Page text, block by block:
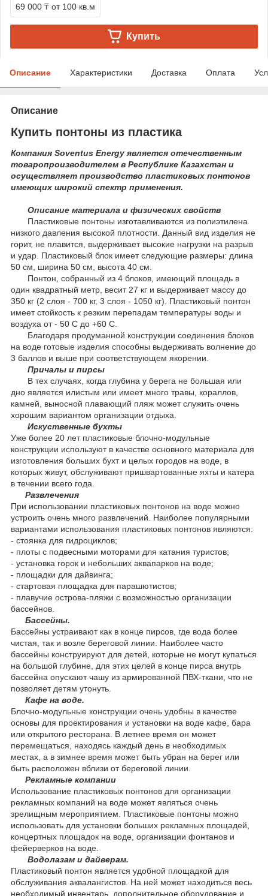
69 000 ₸ от 100 кв.м
Купить
Описание Характеристики Доставка Оплата
Описание
Купить понтоны из пластика
Компания Soventus Energy является отечественным
товаропроизводителем в Республике Казахстан и
осуществляет производство пластиковых понтонов
имеющих широкий спектр применения.
Описание материала и физических свойств
Пластиковые понтоны изготавливаются из полиэтилена
низкого давления высокой плотности. Данный вид изделия не
горит, не плавится, выдерживает высокие нагрузки на разрыв
и удар. Пластиковый блок имеет следующие размеры: длина
50 см, ширина 50 см, высота 40 см.
Понтон, собранный из 4 блоков, имеющий площадь в
один квадратный метр, весит 27 кг и выдерживает массу до
350 кг (2 слоя - 700 кг, 3 слоя - 1050 кг). Пластиковый понтон
имеет стойкость к резким перепадам температуры воды и
воздуха от - 50 С до +60 С.
Благодаря продуманной конструкции соединения блоков
на воде готовые изделия способны выдерживать волнение до
3 баллов и выше при соответствующем якорении.
Причалы и пирсы
В тех случаях, когда глубина у берега не большая или
дно является илистым или имеет много травы, кораллов,
камней, выносной плавающий пляж может служить очень
хорошим вариантом организации отдыха.
Искуственные бухты
Уже более 20 лет пластиковые блочно-модульные
конструкции используют в качестве основного материала для
изготовления больших бухт и целых городов на воде, в
которых живут, обслуживают пришвартованные яхты и катера
в течении всего года.
Развлечения
При использовании пластиковых понтонов на воде можно
устроить очень много развлечений. Наиболее популярными
вариантами использования пластиковых понтонов являются:
- стоянка для гидроциклов;
- плоты с подвесными моторами для катания туристов;
- установка горок и небольших аквапарков на воде;
- площадки для дайвинга;
- стартовая площадка для парашютистов;
- плавучие острова-пляжи с возможностью организации
бассейнов.
Бассейны.
Бассейны устраивают как в конце пирсов, где вода более
чистая, так и возле береговой линии. Наиболее часто
бассейны конструируют для детей, которые не могут купаться
на большой глубине, для этих целей в конце пирса внутрь
бассейна опускают чашу из армированной ПВХ-ткани, что не
позволяет детям утонуть.
Кафе на воде.
Блочно-модульные конструкции очень удобны в качестве
основы для проектирования и установки на воде кафе, бара
или открытого ресторана. В летнее время он может
перемещаться, находясь каждый день в необходимых
местах, а в зимнее время может быть убран на берег или
быть расположен вблизи от береговой линии.
Рекламные компании
Использование пластиковых понтонов для организации
рекламных компаний на воде может являться очень
зрелищным мероприятием. Пластиковые понтоны можно
использовать для установки больших рекламных площадей,
концертных площадок на воде, организации фонтанов и
фейерверков на воде.
Водолазам и дайверам.
Пластиковый понтон является удобной площадкой для
обслуживания аквалангистов. На ней может находиться весь
необходимый инвентарь, дополнительное оборудование и